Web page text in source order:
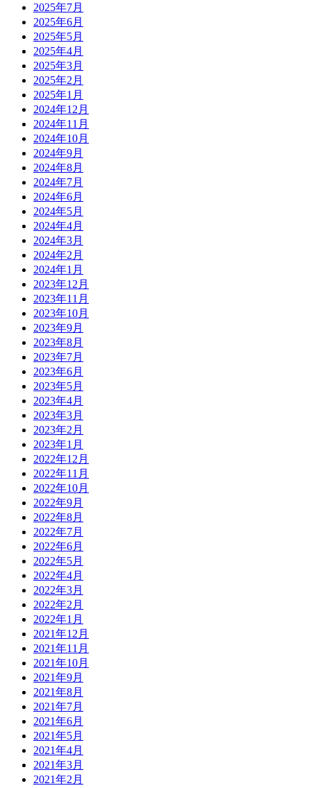
2025年7月
2025年6月
2025年5月
2025年4月
2025年3月
2025年2月
2025年1月
2024年12月
2024年11月
2024年10月
2024年9月
2024年8月
2024年7月
2024年6月
2024年5月
2024年4月
2024年3月
2024年2月
2024年1月
2023年12月
2023年11月
2023年10月
2023年9月
2023年8月
2023年7月
2023年6月
2023年5月
2023年4月
2023年3月
2023年2月
2023年1月
2022年12月
2022年11月
2022年10月
2022年9月
2022年8月
2022年7月
2022年6月
2022年5月
2022年4月
2022年3月
2022年2月
2022年1月
2021年12月
2021年11月
2021年10月
2021年9月
2021年8月
2021年7月
2021年6月
2021年5月
2021年4月
2021年3月
2021年2月